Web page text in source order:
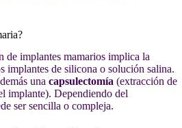
de implantes mamarios implica la
implantes de silicona o solución salina.
una capsulectomía (extracción de
implante). Dependiendo del
ser sencilla o compleja.